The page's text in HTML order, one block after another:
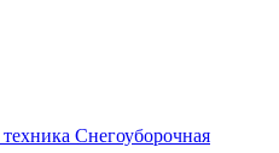
Снегоуборочная